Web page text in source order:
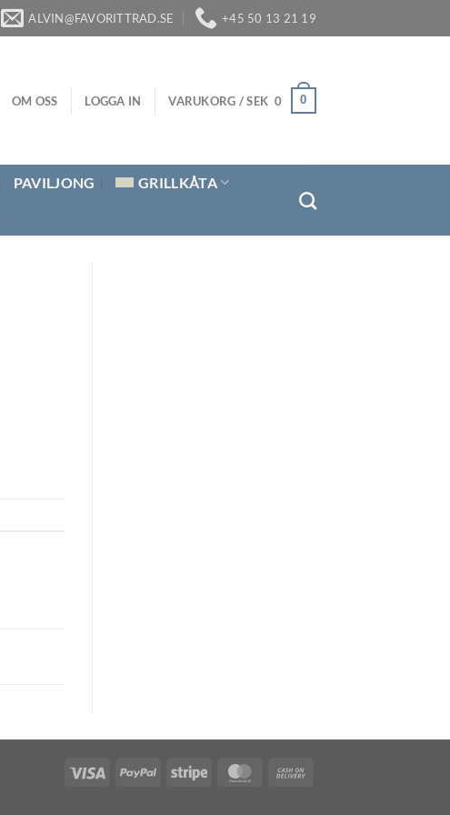
ALVIN@FAVORITTRAD.SE +45 50 13 21 19
OM OSS LOGGA IN VARUKORG /SEK 0 0
PAVILJONG GRILLKÅTA